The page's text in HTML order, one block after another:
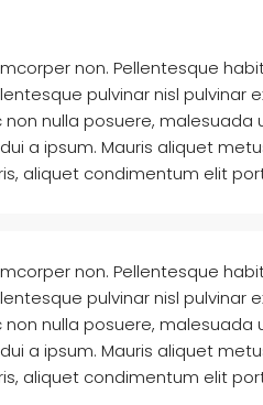
non. Pellentesque
pulvinar nisl pulvinar
nulla posuere, malesuada
a ipsum. Mauris aliquet
aliquet condimentum elit
non. Pellentesque
pulvinar nisl pulvinar
nulla posuere, malesuada
a ipsum. Mauris aliquet
aliquet condimentum elit